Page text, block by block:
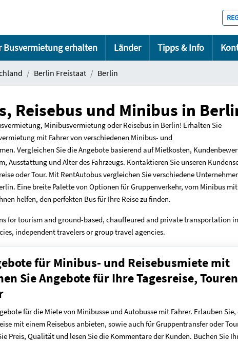
Busvermietung erhalten Länder Tipps & Info
Berlin Freistaat Berlin
Reisebus und Minibus in
Minibusvermietung oder Reisebus in Berlin! Erhalten Sie
mit Fahrer von verschiedenen Minibus- und
Vergleichen Sie die Angebote basierend auf Mietkosten,
Ausstattung und Alter des Fahrzeugs. Kontaktieren Sie unseren
oder Tour. Mit RentAutobus vergleichen Sie verschiedene
Eine breite Palette von Optionen für Gruppenverkehr, vom Minibus
helfen, den perfekten Bus für Ihre Reise zu finden.
for tourism and ground-based, chauffeured and private transportation
independent travelers or group travel agencies.
für Minibus- und Reisebusmiete mit
Sie Angebote für Ihre Tagesreise,
für die Miete von Minibusse und Autobusse mit Fahrer. Erlauben Sie,
mit einem Reisebus anbieten, sowie auch für Gruppentransfer oder
Preis, Qualität und lesen Sie die Kommentare der Kunden. Buchen Sie